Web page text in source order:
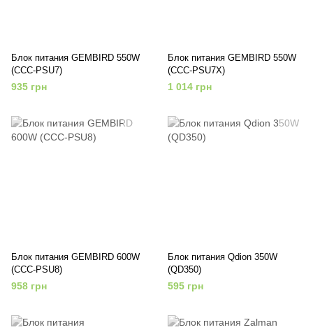
Блок питания GEMBIRD 550W
(CCC-PSU7)
935 грн
Блок питания GEMBIRD 550W
(CCC-PSU7X)
1 014 грн
Блок питания GEMBIRD 600W
(CCC-PSU8)
958 грн
Блок питания Qdion 350W
(QD350)
595 грн